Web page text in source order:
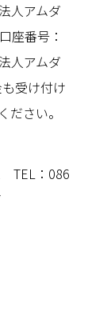
人アムダ
番号：
人アムダ
受け付け
ださい。
TEL：086